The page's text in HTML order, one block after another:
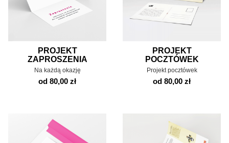
PROJEKT
ZAPROSZENIA
Na każdą okazję
od 80,00 zł
PROJEKT
POCZTÓWEK
Projekt pocztówek
od 80,00 zł